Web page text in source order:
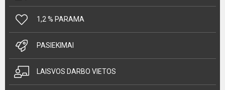
1,2 % PARAMA
PASIEKIMAI
LAISVOS DARBO VIETOS